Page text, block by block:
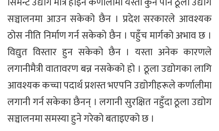
सञ्चालनमा आउन सकेको छैन । प्रदेश सरकारले आवश्यक
ठोस नीति निर्माण गर्न सकेको छैन । पहुँच मार्गको अभाव छ ।
विद्युत विस्तार हुन सकेको छैन । यस्ता अनेक कारणले
लगानीमैत्री वातावरण बन्न नसकेको हो । ठूला उद्योगका लागि
आवश्यक कच्चा पदार्थ प्रशस्त भएपनि उद्योगीहरूले कर्णालीमा
लगानी गर्न सकेका छैनन् । लगानी सुरक्षित नहुँदा ठूला उद्योग
सञ्चालनमा समस्या हुने गरेको बताइएको छ ।